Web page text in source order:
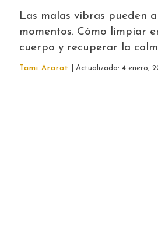
Las malas vibras pueden
momentos. Cómo limpiar
cuerpo y recuperar la
Tami Ararat | Actualizado: 4 enero,